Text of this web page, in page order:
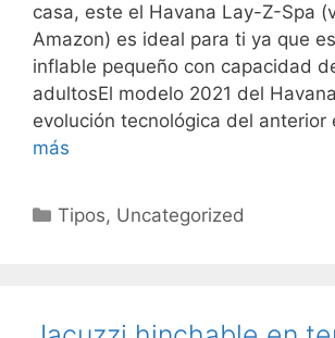
casa, este el Havana Lay-Z-Spa
Amazon) es ideal para ti ya que
inflable pequeño con capacidad
adultosEl modelo 2021 del
evolución tecnológica del anterior
más
Categorías
Tipos, Uncategorized